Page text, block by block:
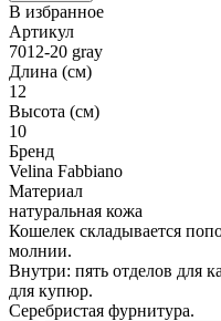
В избранное
Артикул
7012-20 gray
Длина (см)
12
Высота (см)
10
Бренд
Velina Fabbiano
Материал
натуральная кожа
Кошелек складывается
молнии.
Внутри: пять отделов для
для купюр.
Серебристая фурнитура.